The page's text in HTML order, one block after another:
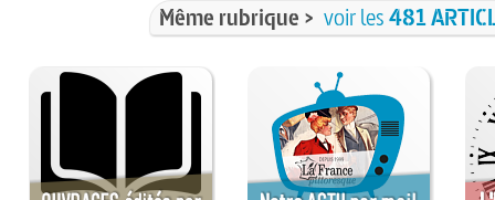
Même rubrique > voir les481